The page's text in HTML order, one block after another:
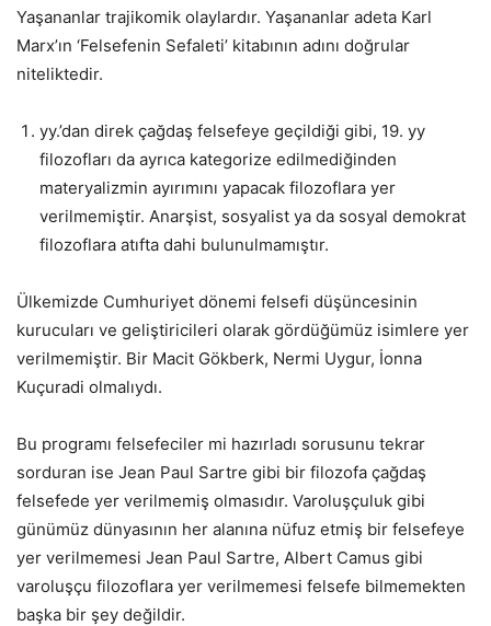
Yaşananlar trajikomik olaylardır. Yaşananlar adeta Karl
Marx’ın ‘Felsefenin Sefaleti’ kitabının adını doğrular
niteliktedir.
yy.’dan direk çağdaş felsefeye geçildiği gibi, 19. yy
filozofları da ayrıca kategorize edilmediğinden
materyalizmin ayırımını yapacak filozoflara yer
verilmemiştir. Anarşist, sosyalist ya da sosyal demokrat
filozoflara atıfta dahi bulunulmamıştır.
Ülkemizde Cumhuriyet dönemi felsefi düşüncesinin
kurucuları ve geliştiricileri olarak gördüğümüz isimlere yer
verilmemiştir. Bir Macit Gökberk, Nermi Uygur, İonna
Kuçuradi olmalıydı.
Bu programı felsefeciler mi hazırladı sorusunu tekrar
sorduran ise Jean Paul Sartre gibi bir filozofa çağdaş
felsefede yer verilmemiş olmasıdır. Varoluşçuluk gibi
günümüz dünyasının her alanına nüfuz etmiş bir felsefeye
yer verilmemesi Jean Paul Sartre, Albert Camus gibi
varoluşçu filozoflara yer verilmemesi felsefe bilmemekten
başka bir şey değildir.